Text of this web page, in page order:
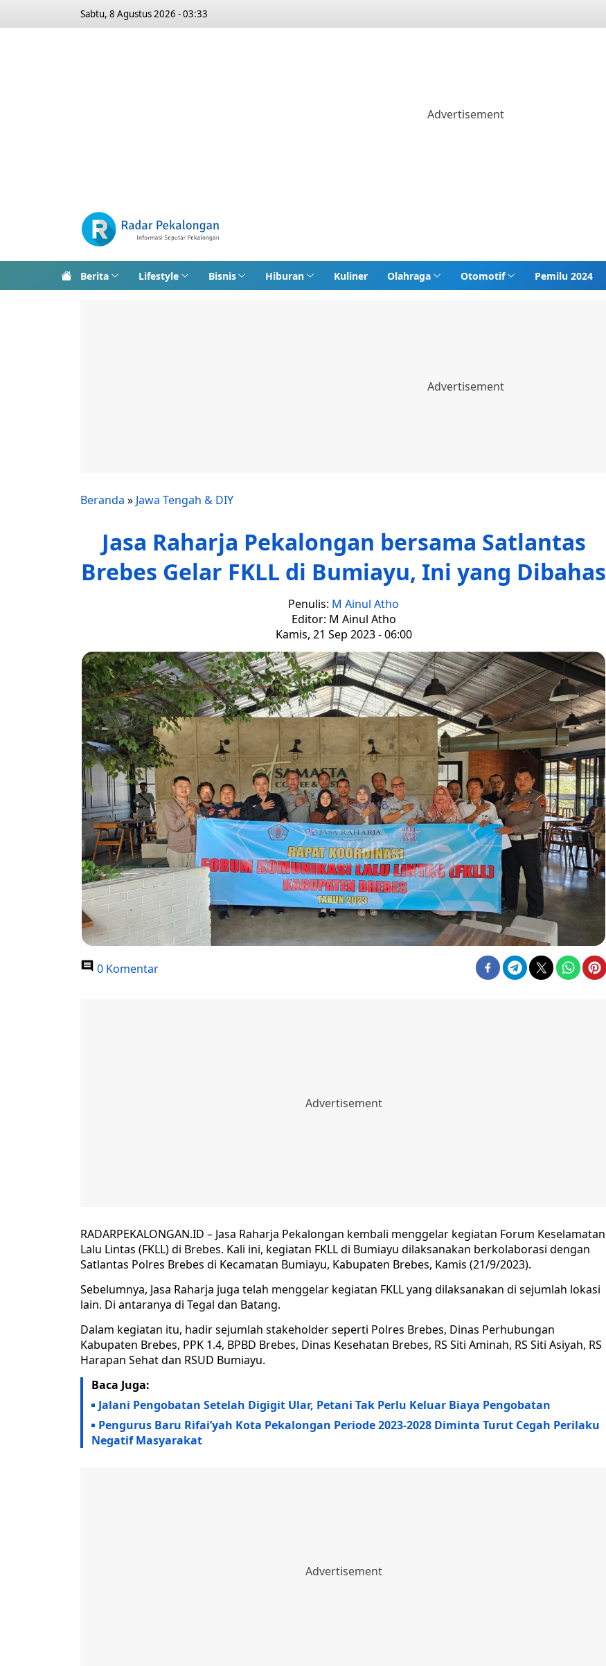
Sabtu, 8 Agustus 2026 - 03:33
Berita Lifestyle Bisnis Hiburan Kuliner Olahraga Otomotif Pemilu 2024
Beranda » Jawa Tengah & DIY
Jasa Raharja Pekalongan bersama Satlantas
Brebes Gelar FKLL di Bumiayu, Ini yang Dibahas
Penulis: M Ainul Atho
Editor: M Ainul Atho
Kamis, 21 Sep 2023 - 06:00
0 Komentar
RADARPEKALONGAN.ID – Jasa Raharja Pekalongan kembali menggelar kegiatan Forum Keselamatan
Lalu Lintas (FKLL) di Brebes. Kali ini, kegiatan FKLL di Bumiayu dilaksanakan berkolaborasi dengan
Satlantas Polres Brebes di Kecamatan Bumiayu, Kabupaten Brebes, Kamis (21/9/2023).
Sebelumnya, Jasa Raharja juga telah menggelar kegiatan FKLL yang dilaksanakan di sejumlah lokasi
lain. Di antaranya di Tegal dan Batang.
Dalam kegiatan itu, hadir sejumlah stakeholder seperti Polres Brebes, Dinas Perhubungan
Kabupaten Brebes, PPK 1.4, BPBD Brebes, Dinas Kesehatan Brebes, RS Siti Aminah, RS Siti Asiyah, RS
Harapan Sehat dan RSUD Bumiayu.
Baca Juga:
Jalani Pengobatan Setelah Digigit Ular, Petani Tak Perlu Keluar Biaya Pengobatan
Pengurus Baru Rifai’yah Kota Pekalongan Periode 2023-2028 Diminta Turut Cegah Perilaku
Negatif Masyarakat